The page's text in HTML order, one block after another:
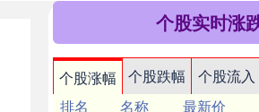
个股实时涨
个股涨幅 个股跌幅 个股流入
排名
名称 最新价